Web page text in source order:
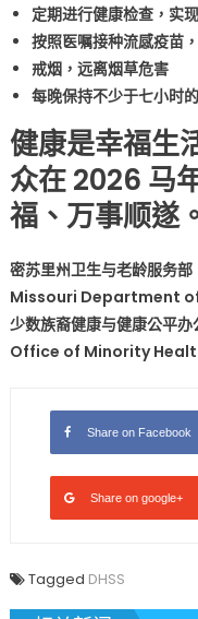
定期进行健康检查，实
按照医嘱接种流感疫苗
戒烟，远离烟草危害
每晚保持不少于七小时
健康是幸福生
众在 2026 马
福、万事顺遂。
密苏里州卫生与老龄服务部
Missouri Department
少数族裔健康与健康公平办
Office of Minority
Share on Facebook
Share on google+
Tagged DHSS